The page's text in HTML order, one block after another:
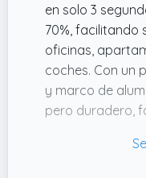
Escalada de
todoterreno de
está equipado
silencioso que
impresionante y
de 15–25°, lo
pendientes
en solo 3
70%, facilitando
oficinas,
coches. Con un
y marco de
pero duradero,